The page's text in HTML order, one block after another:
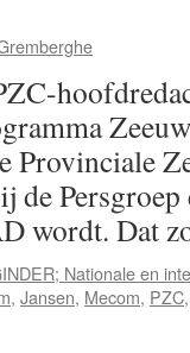
Provinciale
de
wordt. Dat
Nationale en
, Jansen, Mecom, PZC